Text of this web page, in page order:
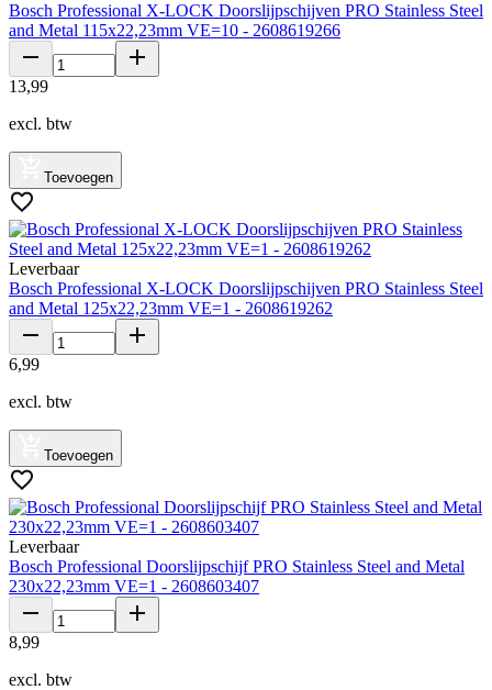
Bosch Professional X-LOCK Doorslijpschijven PRO Stainless Steel
and Metal 115x22,23mm VE=10 - 2608619266
13,99
excl. btw
Toevoegen
Leverbaar
Bosch Professional X-LOCK Doorslijpschijven PRO Stainless Steel
and Metal 125x22,23mm VE=1 - 2608619262
6,99
excl. btw
Toevoegen
Leverbaar
Bosch Professional Doorslijpschijf PRO Stainless Steel and Metal
230x22,23mm VE=1 - 2608603407
8,99
excl. btw